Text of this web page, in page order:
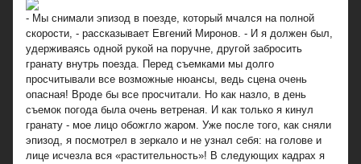
- Мы снимали эпизод в поезде, который мчался на полной
скорости, - рассказывает Евгений Миронов. - И я должен был,
удерживаясь одной рукой на поручне, другой забросить
гранату внутрь поезда. Перед съемками мы долго
просчитывали все возможные нюансы, ведь сцена очень
опасная! Вроде бы все просчитали. Но как назло, в день
съемок погода была очень ветреная. И как только я кинул
гранату - мое лицо обожгло жаром. Уже после того, как сняли
эпизод, я посмотрел в зеркало и не узнал себя: на голове и
лице исчезла вся «растительность»! В следующих кадрах я